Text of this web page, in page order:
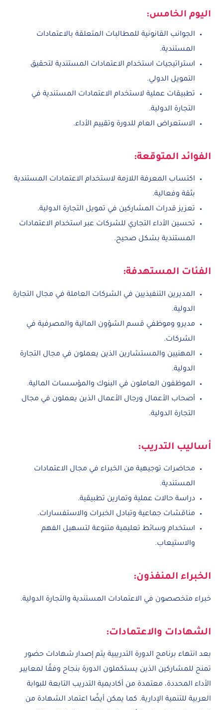
اليوم الخامس:
الجوانب القانونية للمطالبات المتعلقة بالاعتمادات
المستندية.
استراتيجيات استخدام الاعتمادات المستندية لتحقيق
التمويل الدولي.
تطبيقات عملية لاستخدام الاعتمادات المستندية في
التجارة الدولية.
الاستعراض العام للدورة وتقييم الأداء.
الفوائد المتوقعة:
اكتساب المعرفة اللازمة لاستخدام الاعتمادات المستندية
بثقة وفعالية.
تعزيز قدرات المشاركين في تمويل التجارة الدولية.
تحسين الأداء التجاري للشركات عبر استخدام الاعتمادات
المستندية بشكل صحيح.
الفئات المستهدفة:
المديرين التنفيذيين في الشركات العاملة في مجال التجارة
الدولية.
مديرو وموظفي قسم الشؤون المالية والمصرفية في
الشركات.
المهنيين والمستشارين الذين يعملون في مجال التجارة
الدولية.
الموظفون العاملون في البنوك والمؤسسات المالية.
أصحاب الأعمال ورجال الأعمال الذين يعملون في مجال
التجارة الدولية.
أساليب التدريب:
محاضرات توجيهية من الخبراء في مجال الاعتمادات
المستندية.
دراسة حالات عملية وتمارين تطبيقية.
مناقشات جماعية وتبادل الخبرات والاستفسارات.
استخدام وسائط تعليمية متنوعة لتسهيل الفهم
والاستيعاب.
الخبراء المنفذون:
خبراء متخصصون في الاعتمادات المستندية والتجارة الدولية.
الشهادات والاعتمادات:
بعد انتهاء برنامج الدورة التدريبية يتم إصدار شهادات حضور
تمنح للمشاركين الذين يستكملون الدورة بنجاح وفقًا لمعايير
الأداء المحددة، معتمدة من أكاديمية التدريب التابعة للبوابة
العربية للتنمية الإدارية. كما يمكن أيضًا اعتماد الشهادة من